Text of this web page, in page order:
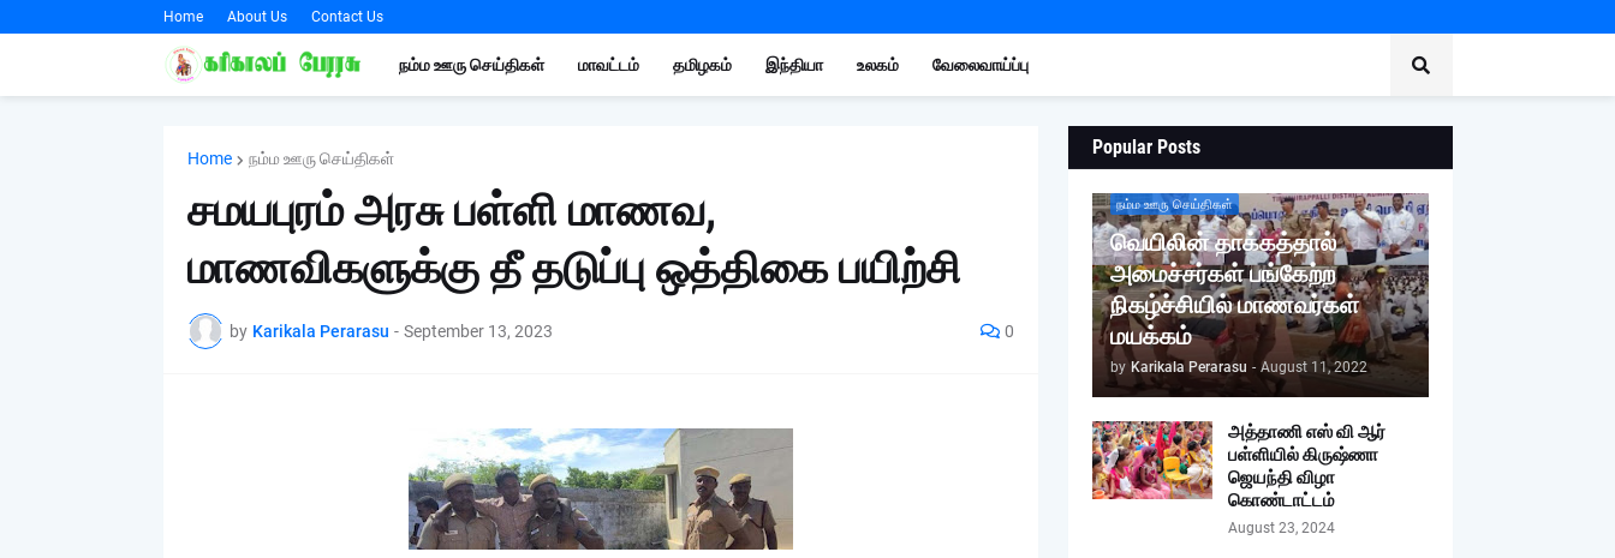
Home About Us Contact Us
நம்ம ஊரு செய்திகள் மாவட்டம் தமிழகம் இந்தியா உலகம் வேலைவாய்ப்பு
Home நம்ம ஊரு செய்திகள்
சமயபுரம் அரசு பள்ளி மாணவ,
மாணவிகளுக்கு தீ தடுப்பு ஒத்திகை பயிற்சி
by Karikala Perarasu - September 13, 2023 0
Popular Posts
நம்ம ஊரு செய்திகள்
வெயிலின் தாக்கத்தால்
அமைச்சர்கள் பங்கேற்ற
நிகழ்ச்சியில் மாணவர்கள்
மயக்கம்
by Karikala Perarasu - August 11, 2022
அத்தாணி எஸ் வி ஆர்
பள்ளியில் கிருஷ்ணா
ஜெயந்தி விழா
கொண்டாட்டம்
August 23, 2024